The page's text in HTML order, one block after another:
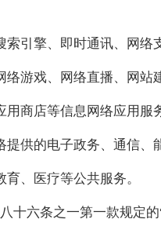
索引擎、即时通讯、网络
络游戏、网络直播、网站
用商店等信息网络应用服
提供的电子政务、通信、
、医疗等公共服务。
十六条之一第一款规定的